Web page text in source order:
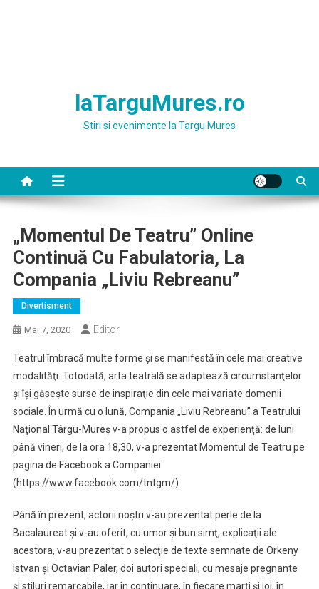
laTarguMures.ro
Stiri si evenimente la Targu Mures
„Momentul De Teatru” Online
Continuă Cu Fabulatoria, La
Compania „Liviu Rebreanu”
Divertisment
Mai 7, 2020 Editor
Teatrul îmbracă multe forme şi se manifestă în cele mai creative
modalităţi. Totodată, arta teatrală se adaptează circumstanţelor
şi îşi găseşte surse de inspiraţie din cele mai variate domenii
sociale. În urmă cu o lună, Compania „Liviu Rebreanu” a Teatrului
Naţional Târgu-Mureş v-a propus o astfel de experienţă: de luni
până vineri, de la ora 18,30, v-a prezentat Momentul de Teatru pe
pagina de Facebook a Companiei
(https://www.facebook.com/tntgm/).
Până în prezent, actorii noştri v-au prezentat perle de la
Bacalaureat şi v-au oferit, cu umor şi bun simţ, explicaţii ale
acestora, v-au prezentat o selecţie de texte semnate de Orkeny
Istvan şi Octavian Paler, doi autori speciali, cu mesaje pregnante
şi stiluri remarcabile, iar în continuare, în fiecare marţi şi joi, în